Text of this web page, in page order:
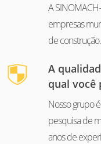
A
empresas
de construção.
A
qual você
Nosso grupo
pesquisa de
anos de